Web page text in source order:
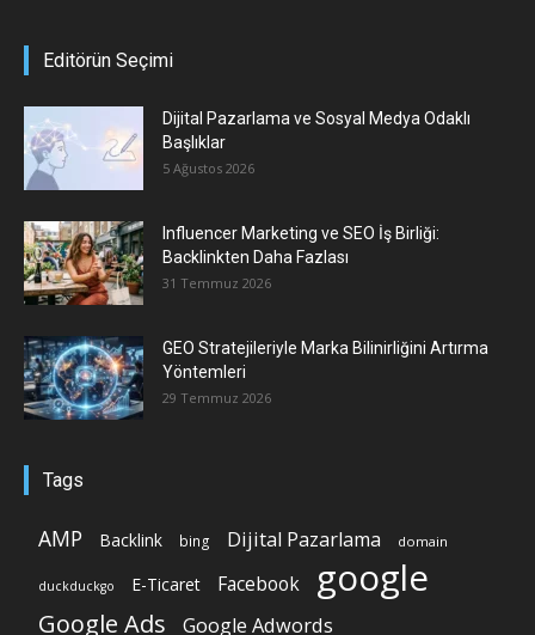
Editörün Seçimi
Dijital Pazarlama ve Sosyal Medya Odaklı
Başlıklar
5 Ağustos 2026
Influencer Marketing ve SEO İş Birliği:
Backlinkten Daha Fazlası
31 Temmuz 2026
GEO Stratejileriyle Marka Bilinirliğini Artırma
Yöntemleri
29 Temmuz 2026
Tags
AMP Backlink bing Dijital Pazarlama domain
duckduckgo E-Ticaret Facebook google
Google Ads Google Adwords